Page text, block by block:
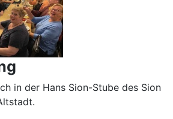
in der Hans Sion-Stube des Sion